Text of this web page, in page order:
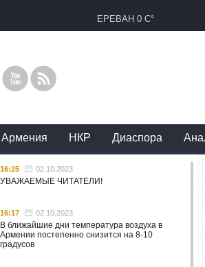
ЕРЕВАН 0 C°
Армения НКР Диаспора
16:25 02.10.2023
УВАЖАЕМЫЕ ЧИТАТЕЛИ!
16:17 02.10.2023
В ближайшие дни температура воздуха в
Армении постепенно снизится на 8-10
градусов